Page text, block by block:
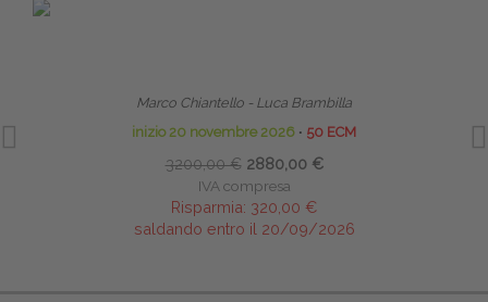
Marco Chiantello - Luca Brambilla
inizio 20 novembre 2026 ∙ 50 ECM
3200,00 € 2880,00 €
IVA compresa
Risparmia: 320,00 €
saldando entro il 20/09/2026